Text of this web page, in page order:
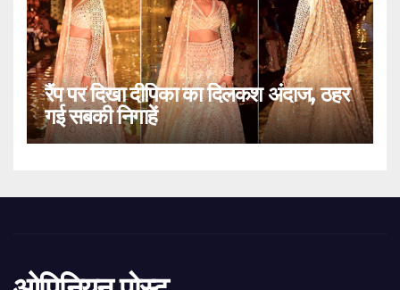
रैंप पर दिखा दीपिका का दिलकश अंदाज, ठहर
गई सबकी निगाहें